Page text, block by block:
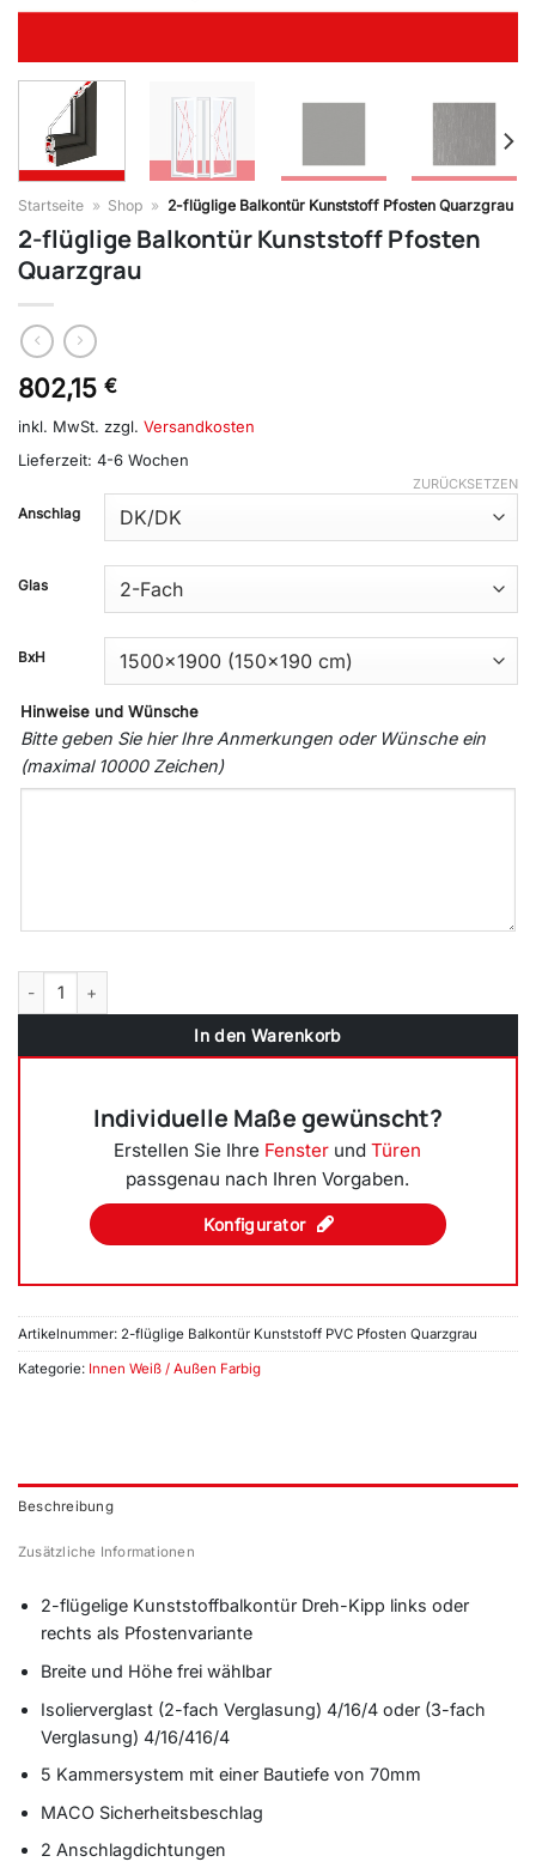
Startseite » Shop » 2-flüglige Balkontür Kunststoff Pfosten Quarzgrau
2-flüglige Balkontür Kunststoff Pfosten
Quarzgrau
802,15 €
inkl. MwSt. zzgl. Versandkosten
Lieferzeit: 4-6 Wochen
Anschlag
Glas
BxH
ZURÜCKSETZEN
Hinweise und Wünsche
Bitte geben Sie hier Ihre Anmerkungen oder Wünsche ein
(maximal 10000 Zeichen)
2-flüglige Balkontür Kunststoff Pfosten Quarzgrau Menge
In den Warenkorb
Individuelle Maße gewünscht?
Erstellen Sie Ihre Fenster undTüren
passgenau nach Ihren Vorgaben.
Konfigurator
Artikelnummer: 2-flüglige Balkontür Kunststoff PVC Pfosten Quarzgrau
Kategorie: Innen Weiß / Außen Farbig
Beschreibung
Zusätzliche Informationen
2-flügelige Kunststoffbalkontür Dreh-Kipp links oder
rechts als Pfostenvariante
Breite und Höhe frei wählbar
Isolierverglast (2-fach Verglasung) 4/16/4 oder (3-fach
Verglasung) 4/16/416/4
5 Kammersystem mit einer Bautiefe von 70mm
MACO Sicherheitsbeschlag
2 Anschlagdichtungen